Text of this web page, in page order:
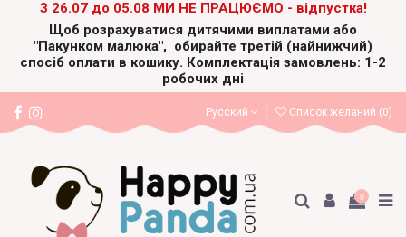
З 26.07 до 05.08 МИ НЕ ПРАЦЮЄМО - відпустка!
Щоб розрахуватися дитячими виплатами або
"Пакунком малюка", обирайте третій (найнижчий)
спосіб оплати в кошику. Комплектація замовлень: 1-2
робочих дні
Русский Список желаний (0)
0